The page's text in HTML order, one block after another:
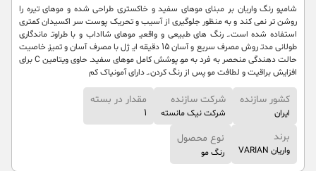
شامپو رنگ واریان بر مبنای موهای سفید و خاکستری طراحی شده و موهای تیره را
روشن تر نمی کند و به منظور جلوگیری از آسیب و تحریک پوست سر اکسیدان کمتری
استفاده شده است.ـ رنگ های طبیعی و واقعیـ موهای شااداب و با طراوتـ ماندگاری
طولانی مدتـ روش مصرف سریع و آسان 15 دقیقه ایـ ژل با مصرف آسان و تمیزـ خاصیت
حالت دهندگی منحصر به فرد به موـ پوشش کامل موهای سفیدـ حاوی ویتامین C برای
افزایش براقیت و لطافت مو پس از رنگ کردن.ـ دارای آمونیاک کم
کشور سازنده
ایران
شرکت سازنده
شرکت نیک مانسته
مقدار در بسته
1
برند
واریان VARIAN
نوع محصول
رنگ مو